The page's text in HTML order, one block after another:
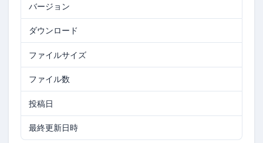
バージョン
ダウンロード
ファイルサイズ
ファイル数
投稿日
最終更新日時